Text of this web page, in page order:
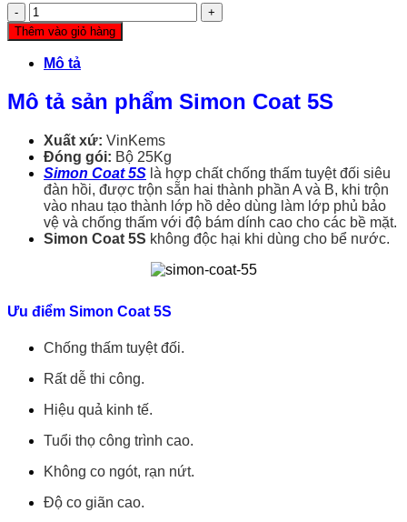
Simon
Coat
5S
-
Chống
thấm
hai
phần
gốc
xi
măng
(bộ
25Kg)
số
Thêm vào giỏ hàng
Mô tả
Mô tả sản phẩm Simon Coat 5S
Xuất xứ: VinKems
Đóng gói: Bộ 25Kg
Simon Coat 5S là hợp chất chống thấm tuyệt đối siêu
đàn hồi, được trộn sẵn hai thành phần A và B, khi trộn
vào nhau tạo thành lớp hồ dẻo dùng làm lớp phủ bảo
vệ và chống thấm với độ bám dính cao cho các bề mặt.
Simon Coat 5S không độc hại khi dùng cho bể nước.
Ưu điểm Simon Coat 5S
Chống thấm tuyệt đối.
Rất dễ thi công.
Hiệu quả kinh tế.
Tuổi thọ công trình cao.
Không co ngót, rạn nứt.
Độ co giãn cao.